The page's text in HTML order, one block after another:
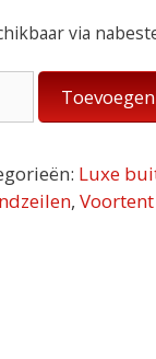
via
Luxe
,